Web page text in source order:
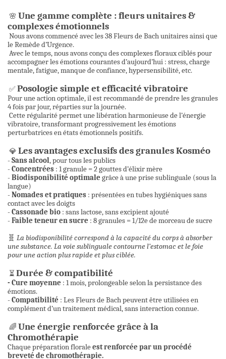
🌸 Une gamme complète : fleurs unitaires &
complexes émotionnels
Nous avons commencé avec les 38 Fleurs de Bach unitaires ainsi que
le Remède d’Urgence.
Avec le temps, nous avons conçu des complexes floraux ciblés pour
accompagner les émotions courantes d’aujourd’hui : stress, charge
mentale, fatigue, manque de confiance, hypersensibilité, etc.
✅Posologie simple et efficacité vibratoire
Pour une action optimale, il est recommandé de prendre les granules
4 fois par jour, réparties sur la journée.
Cette régularité permet une libération harmonieuse de l’énergie
vibratoire, transformant progressivement les émotions
perturbatrices en états émotionnels positifs.
💎 Les avantages exclusifs des granules Kosméo
-Sans alcool, pour tous les publics
-Concentrées : 1 granule = 2 gouttes d’élixir mère
-Biodisponibilité optimale grâce à une prise sublinguale (sous la
langue)
-Nomades et pratiques : présentées en tubes hygiéniques sans
contact avec les doigts
-Cassonade bio : sans lactose, sans excipient ajouté
-Faible teneur en sucre : 8 granules = 1/12e de morceau de sucre
🧬 La biodisponibilité correspond à la capacité du corps à absorber
une substance. La voie sublinguale contourne l’estomac et le foie
pour une action plus rapide et plus ciblée.
⏳ Durée & compatibilité
- Cure moyenne : 1 mois, prolongeable selon la persistance des
émotions.
-Compatibilité : Les Fleurs de Bach peuvent être utilisées en
complément d’un traitement médical, sans interaction connue.
🌈 Une énergie renforcée grâce à la
Chromothérapie
Chaque préparation floraleest renforcée par un procédé
breveté de chromothérapie.